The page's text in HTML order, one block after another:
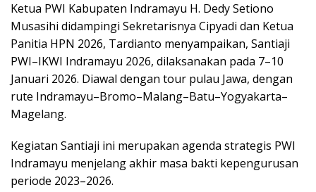
Ketua PWI Kabupaten Indramayu H. Dedy Setiono
Musasihi didampingi Sekretarisnya Cipyadi dan Ketua
Panitia HPN 2026, Tardianto menyampaikan, Santiaji
PWI–IKWI Indramayu 2026, dilaksanakan pada 7–10
Januari 2026. Diawal dengan tour pulau Jawa, dengan
rute Indramayu–Bromo–Malang–Batu–Yogyakarta–
Magelang.
Kegiatan Santiaji ini merupakan agenda strategis PWI
Indramayu menjelang akhir masa bakti kepengurusan
periode 2023–2026.